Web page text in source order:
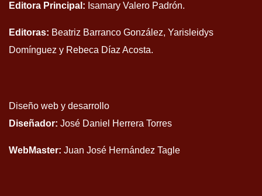
Editora Principal: Isamary Valero Padrón.
Editoras: Beatriz Barranco González, Yarisleidys
Domínguez y Rebeca Díaz Acosta.
Diseño web y desarrollo
Diseñador: José Daniel Herrera Torres
WebMaster: Juan José Hernández Tagle